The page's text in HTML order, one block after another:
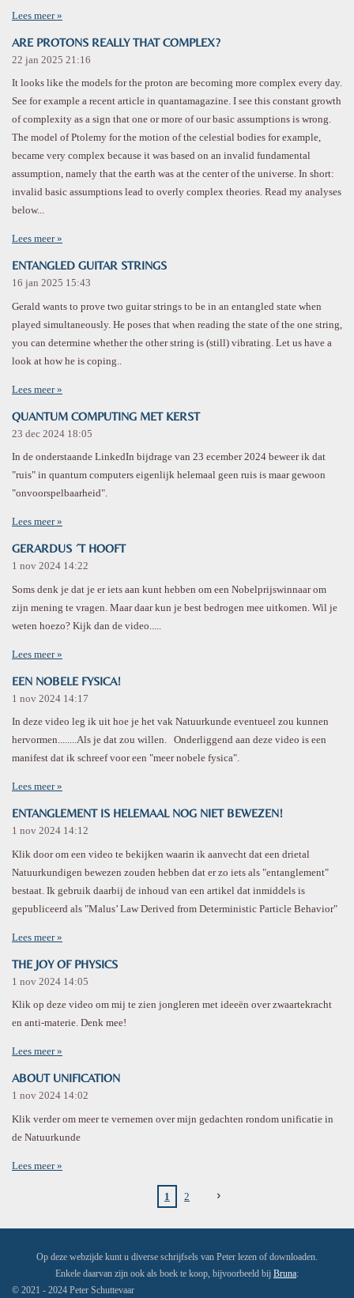
Lees meer »
ARE PROTONS REALLY THAT COMPLEX?
22 jan 2025 21:16
It looks like the models for the proton are becoming more complex every day.
See for example a recent article in quantamagazine. I see this constant growth
of complexity as a sign that one or more of our basic assumptions is wrong.
The model of Ptolemy for the motion of the celestial bodies for example,
became very complex because it was based on an invalid fundamental
assumption, namely that the earth was at the center of the universe. In short:
invalid basic assumptions lead to overly complex theories. Read my analyses
below...
Lees meer »
ENTANGLED GUITAR STRINGS
16 jan 2025 15:43
Gerald wants to prove two guitar strings to be in an entangled state when
played simultaneously. He poses that when reading the state of the one string,
you can determine whether the other string is (still) vibrating. Let us have a
look at how he is coping..
Lees meer »
QUANTUM COMPUTING MET KERST
23 dec 2024 18:05
In de onderstaande LinkedIn bijdrage van 23 ecember 2024 beweer ik dat
"ruis" in quantum computers eigenlijk helemaal geen ruis is maar gewoon
"onvoorspelbaarheid".
Lees meer »
GERARDUS ´T HOOFT
1 nov 2024 14:22
Soms denk je dat je er iets aan kunt hebben om een Nobelprijswinnaar om
zijn mening te vragen. Maar daar kun je best bedrogen mee uitkomen. Wil je
weten hoezo? Kijk dan de video.....
Lees meer »
EEN NOBELE FYSICA!
1 nov 2024 14:17
In deze video leg ik uit hoe je het vak Natuurkunde eventueel zou kunnen
hervormen........Als je dat zou willen. Onderliggend aan deze video is een
manifest dat ik schreef voor een "meer nobele fysica".
Lees meer »
ENTANGLEMENT IS HELEMAAL NOG NIET BEWEZEN!
1 nov 2024 14:12
Klik door om een video te bekijken waarin ik aanvecht dat een drietal
Natuurkundigen bewezen zouden hebben dat er zo iets als "entanglement"
bestaat. Ik gebruik daarbij de inhoud van een artikel dat inmiddels is
gepubliceerd als "Malus’ Law Derived from Deterministic Particle Behavior"
Lees meer »
THE JOY OF PHYSICS
1 nov 2024 14:05
Klik op deze video om mij te zien jongleren met ideeën over zwaartekracht
en anti-materie. Denk mee!
Lees meer »
ABOUT UNIFICATION
1 nov 2024 14:02
Klik verder om meer te vernemen over mijn gedachten rondom unificatie in
de Natuurkunde
Lees meer »
1 2
Op deze webzijde kunt u diverse schrijfsels van Peter lezen of downloaden.
Enkele daarvan zijn ook als boek te koop, bijvoorbeeld bij Bruna:
© 2021 - 2024 Peter Schuttevaar